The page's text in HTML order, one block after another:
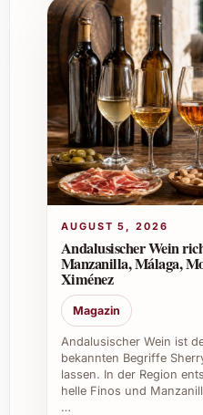
AUGUST 5, 2026
Andalusischer Wein
Manzanilla, Málaga,
Ximénez
Magazin
Andalusischer Wein ist
bekannten Begriffe
lassen. In der Region
helle Finos und
…